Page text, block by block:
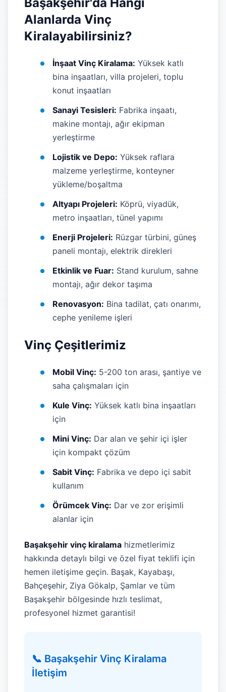
Alanlarda Vinç
Kiralayabilirsiniz?
İnşaat Vinç Kiralama: Yüksek katlı
bina inşaatları, villa projeleri, toplu
konut inşaatları
Sanayi Tesisleri: Fabrika inşaatı,
makine montajı, ağır ekipman
yerleştirme
Lojistik ve Depo: Yüksek raflara
malzeme yerleştirme, konteyner
yükleme/boşaltma
Altyapı Projeleri: Köprü, viyadük,
metro inşaatları, tünel yapımı
Enerji Projeleri: Rüzgar türbini, güneş
paneli montajı, elektrik direkleri
Etkinlik ve Fuar: Stand kurulum, sahne
montajı, ağır dekor taşıma
Renovasyon: Bina tadilat, çatı onarımı,
cephe yenileme işleri
Vinç Çeşitlerimiz
Mobil Vinç: 5-200 ton arası, şantiye ve
saha çalışmaları için
Kule Vinç: Yüksek katlı bina inşaatları
için
Mini Vinç: Dar alan ve şehir içi işler
için kompakt çözüm
Sabit Vinç: Fabrika ve depo içi sabit
kullanım
Örümcek Vinç: Dar ve zor erişimli
alanlar için
Başakşehir vinç kiralama hizmetlerimiz
hakkında detaylı bilgi ve özel fiyat teklifi için
hemen iletişime geçin. Başak, Kayabaşı,
Bahçeşehir, Ziya Gökalp, Şamlar ve tüm
Başakşehir bölgesinde hızlı teslimat,
profesyonel hizmet garantisi!
📞 Başakşehir Vinç Kiralama
İletişim